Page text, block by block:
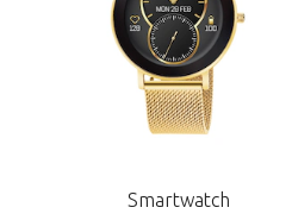
Smartwatch